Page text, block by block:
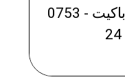
بسكت اصابع ويفر محشي باكيت - 0753